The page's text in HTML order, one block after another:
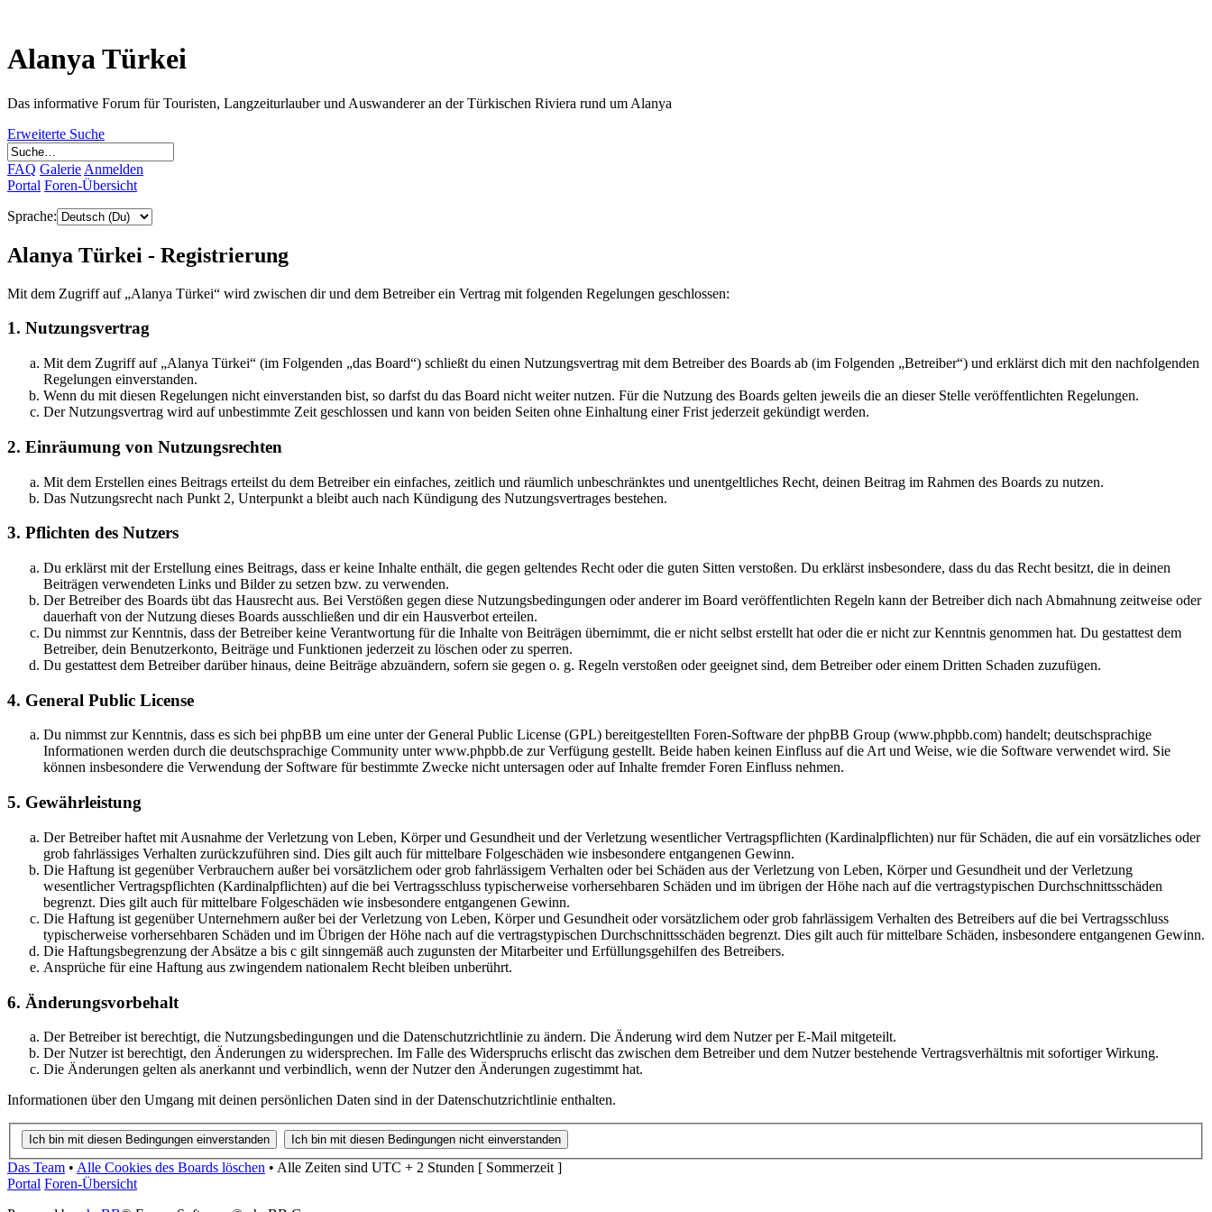
Alanya Türkei
Das informative Forum für Touristen, Langzeiturlauber und Auswanderer an der Türkischen Riviera rund um Alanya
Erweiterte Suche
FAQ Galerie Anmelden
Portal Foren-Übersicht
Sprache:
Alanya Türkei - Registrierung
Mit dem Zugriff auf „Alanya Türkei“ wird zwischen dir und dem Betreiber ein Vertrag mit folgenden Regelungen geschlossen:
1. Nutzungsvertrag
Mit dem Zugriff auf „Alanya Türkei“ (im Folgenden „das Board“) schließt du einen Nutzungsvertrag mit dem Betreiber des Boards ab (im Folgenden „Betreiber“) und erklärst dich mit den nachfolgenden
Regelungen einverstanden.
Wenn du mit diesen Regelungen nicht einverstanden bist, so darfst du das Board nicht weiter nutzen. Für die Nutzung des Boards gelten jeweils die an dieser Stelle veröffentlichten Regelungen.
Der Nutzungsvertrag wird auf unbestimmte Zeit geschlossen und kann von beiden Seiten ohne Einhaltung einer Frist jederzeit gekündigt werden.
2. Einräumung von Nutzungsrechten
Mit dem Erstellen eines Beitrags erteilst du dem Betreiber ein einfaches, zeitlich und räumlich unbeschränktes und unentgeltliches Recht, deinen Beitrag im Rahmen des Boards zu nutzen.
Das Nutzungsrecht nach Punkt 2, Unterpunkt a bleibt auch nach Kündigung des Nutzungsvertrages bestehen.
3. Pflichten des Nutzers
Du erklärst mit der Erstellung eines Beitrags, dass er keine Inhalte enthält, die gegen geltendes Recht oder die guten Sitten verstoßen. Du erklärst insbesondere, dass du das Recht besitzt, die in deinen
Beiträgen verwendeten Links und Bilder zu setzen bzw. zu verwenden.
Der Betreiber des Boards übt das Hausrecht aus. Bei Verstößen gegen diese Nutzungsbedingungen oder anderer im Board veröffentlichten Regeln kann der Betreiber dich nach Abmahnung zeitweise oder
dauerhaft von der Nutzung dieses Boards ausschließen und dir ein Hausverbot erteilen.
Du nimmst zur Kenntnis, dass der Betreiber keine Verantwortung für die Inhalte von Beiträgen übernimmt, die er nicht selbst erstellt hat oder die er nicht zur Kenntnis genommen hat. Du gestattest dem
Betreiber, dein Benutzerkonto, Beiträge und Funktionen jederzeit zu löschen oder zu sperren.
Du gestattest dem Betreiber darüber hinaus, deine Beiträge abzuändern, sofern sie gegen o. g. Regeln verstoßen oder geeignet sind, dem Betreiber oder einem Dritten Schaden zuzufügen.
4. General Public License
Du nimmst zur Kenntnis, dass es sich bei phpBB um eine unter der General Public License (GPL) bereitgestellten Foren-Software der phpBB Group (www.phpbb.com) handelt; deutschsprachige
Informationen werden durch die deutschsprachige Community unter www.phpbb.de zur Verfügung gestellt. Beide haben keinen Einfluss auf die Art und Weise, wie die Software verwendet wird. Sie
können insbesondere die Verwendung der Software für bestimmte Zwecke nicht untersagen oder auf Inhalte fremder Foren Einfluss nehmen.
5. Gewährleistung
Der Betreiber haftet mit Ausnahme der Verletzung von Leben, Körper und Gesundheit und der Verletzung wesentlicher Vertragspflichten (Kardinalpflichten) nur für Schäden, die auf ein vorsätzliches oder
grob fahrlässiges Verhalten zurückzuführen sind. Dies gilt auch für mittelbare Folgeschäden wie insbesondere entgangenen Gewinn.
Die Haftung ist gegenüber Verbrauchern außer bei vorsätzlichem oder grob fahrlässigem Verhalten oder bei Schäden aus der Verletzung von Leben, Körper und Gesundheit und der Verletzung
wesentlicher Vertragspflichten (Kardinalpflichten) auf die bei Vertragsschluss typischerweise vorhersehbaren Schäden und im übrigen der Höhe nach auf die vertragstypischen Durchschnittsschäden
begrenzt. Dies gilt auch für mittelbare Folgeschäden wie insbesondere entgangenen Gewinn.
Die Haftung ist gegenüber Unternehmern außer bei der Verletzung von Leben, Körper und Gesundheit oder vorsätzlichem oder grob fahrlässigem Verhalten des Betreibers auf die bei Vertragsschluss
typischerweise vorhersehbaren Schäden und im Übrigen der Höhe nach auf die vertragstypischen Durchschnittsschäden begrenzt. Dies gilt auch für mittelbare Schäden, insbesondere entgangenen Gewinn.
Die Haftungsbegrenzung der Absätze a bis c gilt sinngemäß auch zugunsten der Mitarbeiter und Erfüllungsgehilfen des Betreibers.
Ansprüche für eine Haftung aus zwingendem nationalem Recht bleiben unberührt.
6. Änderungsvorbehalt
Der Betreiber ist berechtigt, die Nutzungsbedingungen und die Datenschutzrichtlinie zu ändern. Die Änderung wird dem Nutzer per E-Mail mitgeteilt.
Der Nutzer ist berechtigt, den Änderungen zu widersprechen. Im Falle des Widerspruchs erlischt das zwischen dem Betreiber und dem Nutzer bestehende Vertragsverhältnis mit sofortiger Wirkung.
Die Änderungen gelten als anerkannt und verbindlich, wenn der Nutzer den Änderungen zugestimmt hat.
Informationen über den Umgang mit deinen persönlichen Daten sind in der Datenschutzrichtlinie enthalten.
Das Team • Alle Cookies des Boards löschen • Alle Zeiten sind UTC + 2 Stunden [ Sommerzeit ]
Portal Foren-Übersicht